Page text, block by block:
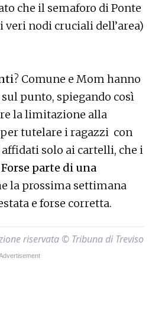
che il semaforo di Ponte
veri nodi cruciali dell’area)
? Comune e Mom hanno
punto, spiegando così
la limitazione alla
tutelare i ragazzi con
solo ai cartelli, che i
Forse parte di una
la prossima settimana
e forse corretta.
riservata © Tribuna di Treviso